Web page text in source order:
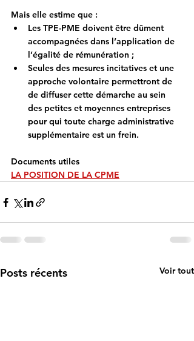
Mais elle estime que :
Les TPE-PME doivent être dûment
accompagnées dans l’application de
l’égalité de rémunération ;
Seules des mesures incitatives et une
approche volontaire permettront de
de diffuser cette démarche au sein
des petites et moyennes entreprises
pour qui toute charge administrative
supplémentaire est un frein.
Documents utiles
LA POSITION DE LA CPME
Posts récents Voir tout